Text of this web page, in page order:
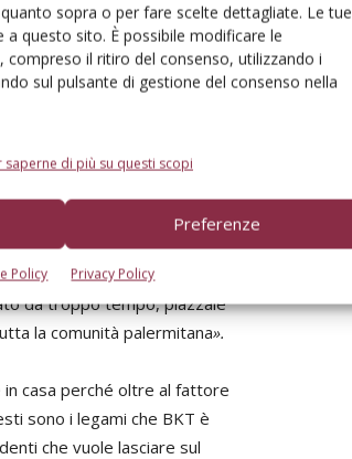
sopra o per fare scelte dettagliate. Le tue
questo sito. È possibile modificare le
il ritiro del consenso, utilizzando i
sul pulsante di gestione del consenso nella
saperne di più su questi scopi
Preferenze
Policy Privacy Policy
riconoscimento della
e della popolazione che ne
valori di cui la Lega
condiviso con
e accessibile a tutta la
sostiene infatti che
da troppo tempo, piazzale
la comunità palermitana».
casa perché oltre al fattore
sono i legami che BKT è
che vuole lasciare sul